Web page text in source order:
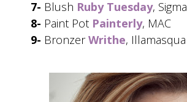
7- Blush Ruby Tuesday, Sigma
8- Paint Pot Painterly, MAC
9- BronzerWrithe, Illamasqua